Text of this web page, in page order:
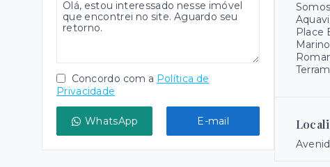
Place
Concordo com a Política de
Privacidade
WhatsApp E-mail